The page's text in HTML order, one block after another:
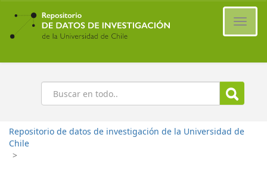
Ir
contenido
principal
Buscar
Repositorio de datos de investigación de la Universidad de
Chile
>